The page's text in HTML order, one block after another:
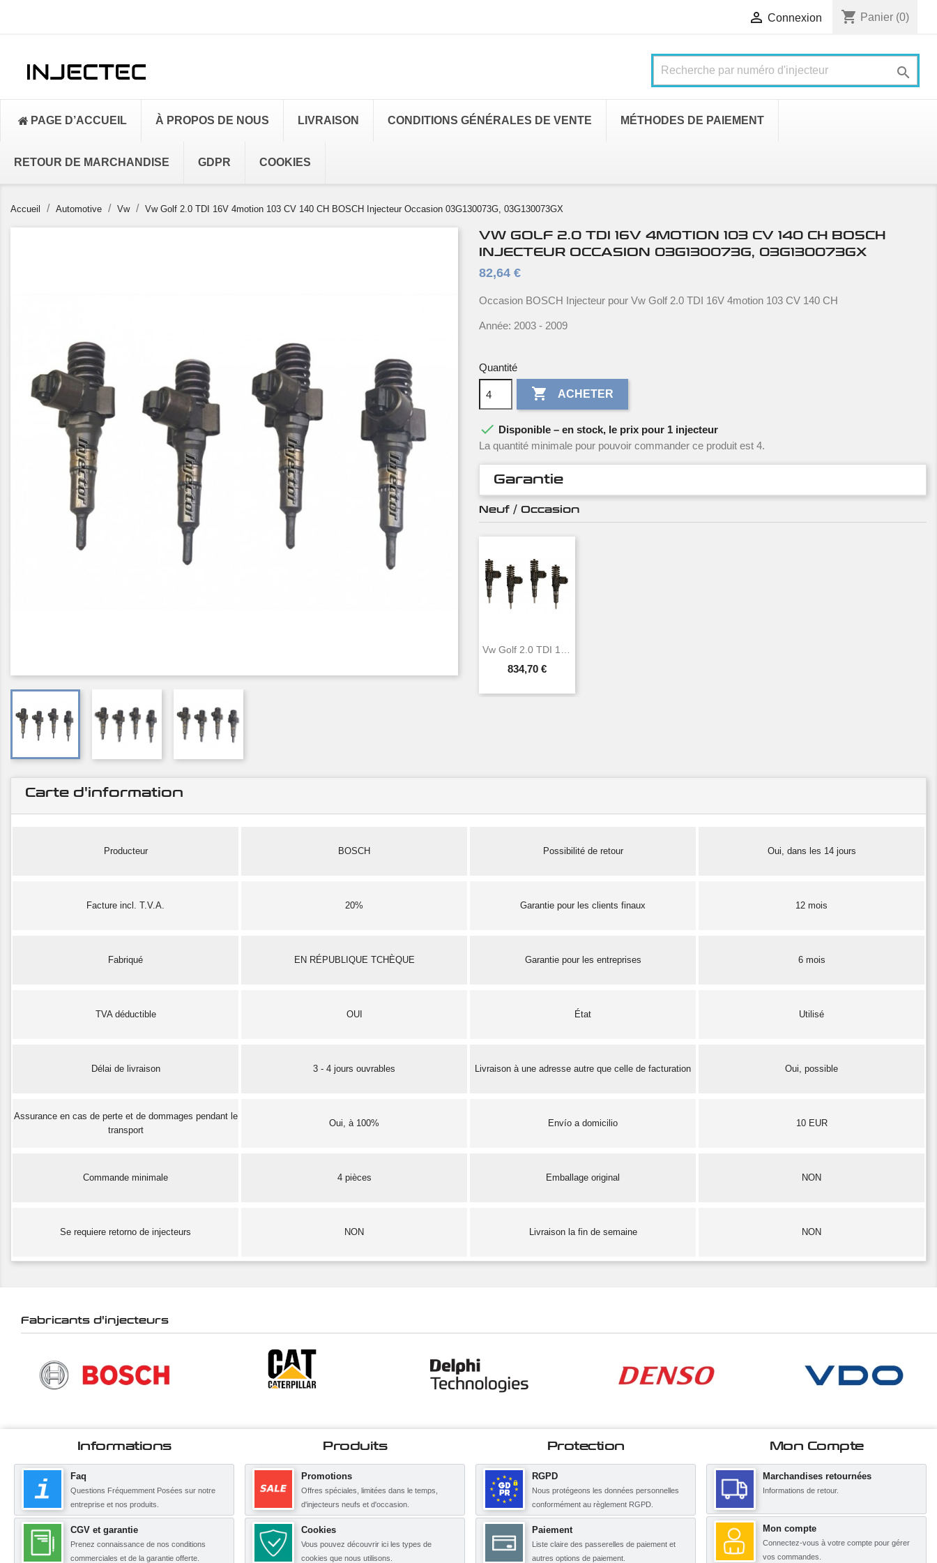
 Connexion shopping_cart Panier (0)

PAGE D’ACCUEIL À PROPOS DE NOUS LIVRAISON CONDITIONS GÉNÉRALES DE VENTE MÉTHODES DE PAIEMENT
RETOUR DE MARCHANDISE GDPR COOKIES
Accueil Automotive Vw Vw Golf 2.0 TDI 16V 4motion 103 CV 140 CH BOSCH Injecteur Occasion 03G130073G, 03G130073GX
VW GOLF 2.0 TDI 16V 4MOTION 103 CV 140 CH BOSCH
INJECTEUR OCCASION 03G130073G, 03G130073GX
82,64 €
Occasion BOSCH Injecteur pour Vw Golf 2.0 TDI 16V 4motion 103 CV 140 CH
Année: 2003 - 2009
Quantité
 ACHETER
 Disponible – en stock, le prix pour 1 injecteur
La quantité minimale pour pouvoir commander ce produit est 4.
Garantie
Neuf / Occasion
834,70 €
Carte d'information
Producteur BOSCH Possibilité de retour Oui, dans les 14 jours
Facture incl. T.V.A. 20% Garantie pour les clients finaux 12 mois
Fabriqué EN RÉPUBLIQUE TCHÈQUE Garantie pour les entreprises 6 mois
TVA déductible OUI État Utilisé
Délai de livraison 3 - 4 jours ouvrables Livraison à une adresse autre que celle de facturation Oui, possible
Assurance en cas de perte et de dommages pendant le
transport
Oui, à 100% Envío a domicilio 10 EUR
Commande minimale 4 pièces Emballage original NON
Se requiere retorno de injecteurs NON Livraison la fin de semaine NON
Fabricants d'injecteurs
Informations
Faq
Questions Fréquemment Posées sur notre
entreprise et nos produits.
CGV et garantie
Prenez connaissance de nos conditions
commerciales et de la garantie offerte.
Produits
Promotions
Offres spéciales, limitées dans le temps,
d'injecteurs neufs et d'occasion.
Cookies
Vous pouvez découvrir ici les types de
cookies que nous utilisons.
Protection
RGPD
Nous protégeons les données personnelles
conformément au règlement RGPD.
Paiement
Liste claire des passerelles de paiement et
autres options de paiement.
Mon Compte
Marchandises retournées
Informations de retour.
Mon compte
Connectez-vous à votre compte pour gérer
vos commandes.